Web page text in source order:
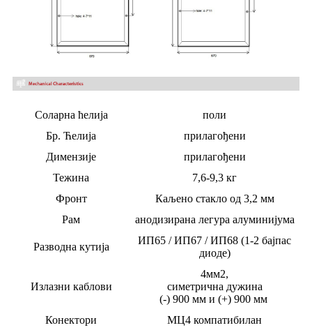
Соларна ћелија
поли
Бр. Ћелија
прилагођени
Димензије
прилагођени
Тежина
7,6-9,3 кг
Фронт
Каљено стакло од 3,2 мм
Рам
анодизирана легура алуминијума
Разводна кутија
ИП65 / ИП67 / ИП68 (1-2 бајпас
диоде)
Излазни каблови
4мм2,
симетрична дужина
(-) 900 мм и (+) 900 мм
Конектори
МЦ4 компатибилан